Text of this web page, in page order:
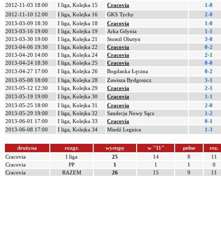
2012-11-03 18:00
I liga, Kolejka 15 Cracovia
1-0
2012-11-10 12:00
I liga, Kolejka 16 GKS Tychy
2-0
2013-03-09 18:30
I liga, Kolejka 18 Cracovia
1-0
2013-03-16 19:00
I liga, Kolejka 19 Arka Gdynia
1-1
2013-03-30 19:00
I liga, Kolejka 21 Stomil Olsztyn
3-0
2013-04-06 19:30
I liga, Kolejka 22 Cracovia
0-2
2013-04-20 14:00
I liga, Kolejka 24 Cracovia
2-1
2013-04-24 18:30
I liga, Kolejka 25 Cracovia
0-0
2013-04-27 17:00
I liga, Kolejka 26 Bogdanka Łęczna
0-2
2013-05-08 18:00
I liga, Kolejka 28 Zawisza Bydgoszcz
3-1
2013-05-12 12:30
I liga, Kolejka 29 Cracovia
2-1
2013-05-19 19:00
I liga, Kolejka 30 Cracovia
1-1
2013-05-25 18:00
I liga, Kolejka 31 Cracovia
2-0
2013-05-29 19:00
I liga, Kolejka 32 Sandecja Nowy Sącz
1-2
2013-06-01 17:00
I liga, Kolejka 33 Cracovia
0-1
2013-06-08 17:00
I liga, Kolejka 34 Miedź Legnica 1-3
drużyna rozgr. występy w "11" pełne
rez.
Cracovia
I liga 25 14 8
11
Cracovia
PP 1 1 1
0
Cracovia
RAZEM 26 15 9 11